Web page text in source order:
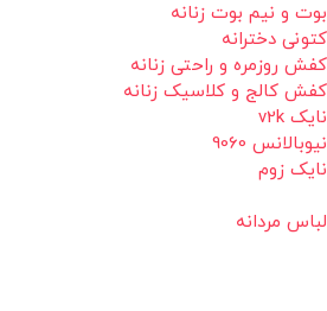
بوت و نیم بوت زنانه
کتونی دخترانه
کفش روزمره و راحتی زنانه
کفش کالج و کلاسیک زنانه
نایک v2k
نیوبالانس 9060
نایک زوم
لباس مردانه